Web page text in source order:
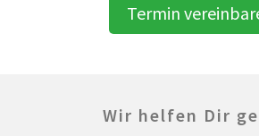
Termin
Wir helfen Dir